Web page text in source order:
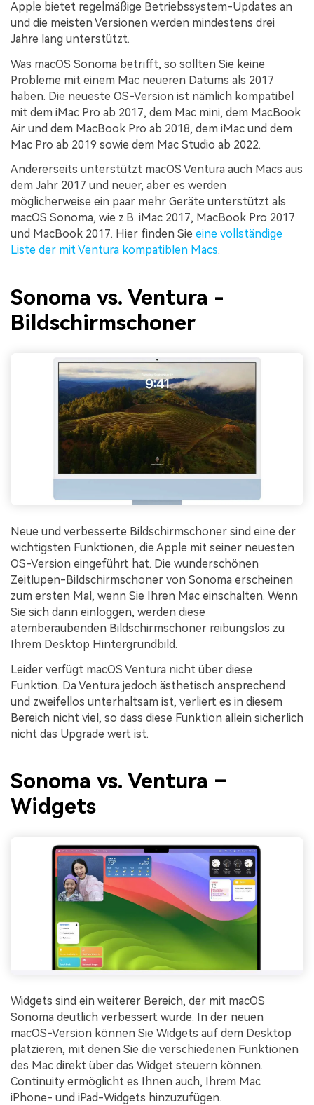
Apple bietet regelmäßige Betriebssystem-Updates an
und die meisten Versionen werden mindestens drei
Jahre lang unterstützt.
Was macOS Sonoma betrifft, so sollten Sie keine
Probleme mit einem Mac neueren Datums als 2017
haben. Die neueste OS-Version ist nämlich kompatibel
mit dem iMac Pro ab 2017, dem Mac mini, dem MacBook
Air und dem MacBook Pro ab 2018, dem iMac und dem
Mac Pro ab 2019 sowie dem Mac Studio ab 2022.
Andererseits unterstützt macOS Ventura auch Macs aus
dem Jahr 2017 und neuer, aber es werden
möglicherweise ein paar mehr Geräte unterstützt als
macOS Sonoma, wie z.B. iMac 2017, MacBook Pro 2017
und MacBook 2017. Hier finden Sie eine vollständige
Liste der mit Ventura kompatiblen Macs.
Sonoma vs. Ventura -
Bildschirmschoner
Neue und verbesserte Bildschirmschoner sind eine der
wichtigsten Funktionen, die Apple mit seiner neuesten
OS-Version eingeführt hat. Die wunderschönen
Zeitlupen-Bildschirmschoner von Sonoma erscheinen
zum ersten Mal, wenn Sie Ihren Mac einschalten. Wenn
Sie sich dann einloggen, werden diese
atemberaubenden Bildschirmschoner reibungslos zu
Ihrem Desktop Hintergrundbild.
Leider verfügt macOS Ventura nicht über diese
Funktion. Da Ventura jedoch ästhetisch ansprechend
und zweifellos unterhaltsam ist, verliert es in diesem
Bereich nicht viel, so dass diese Funktion allein sicherlich
nicht das Upgrade wert ist.
Sonoma vs. Ventura –
Widgets
Widgets sind ein weiterer Bereich, der mit macOS
Sonoma deutlich verbessert wurde. In der neuen
macOS-Version können Sie Widgets auf dem Desktop
platzieren, mit denen Sie die verschiedenen Funktionen
des Mac direkt über das Widget steuern können.
Continuity ermöglicht es Ihnen auch, Ihrem Mac
iPhone- und iPad-Widgets hinzuzufügen.